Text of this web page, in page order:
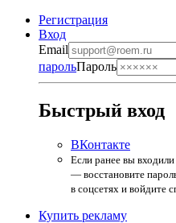
Регистрация
Вход
Email
парольПароль
Быстрый вход
ВКонтакте
Если ранее вы
— восстановите
в соцсетях и войдите
Купить рекламу